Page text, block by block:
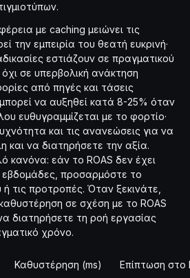
με caching μειώνει τις
την εμπειρία του θεατή ευκρινή·
εστιάζουν σε πραγματικού
σε υπερβολική ανάκτηση
από πηγές και τάσεις
να αυξηθεί κατά 8-25% όταν
ευθυγραμμίζεται με το φορτίο·
και τις ανανεώσεις για να
να διατηρήσετε την αξία.
κανόνα: εάν το ROAS δεν έχει
προσαρμόστε το
τις προτροπές. Όταν ξεκινάτε,
σε σχέση με το ROAS
διατηρήσετε τη ροή εργασίας
χρόνο.
Καθυστέρηση (ms) Επίπτωση